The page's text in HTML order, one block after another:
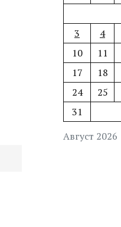
Август 2026
3
4
10
11
17
18
24
25
31